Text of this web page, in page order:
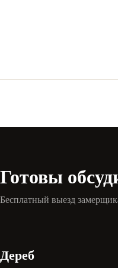
Готовы
Бесплатный выезд
Дереб